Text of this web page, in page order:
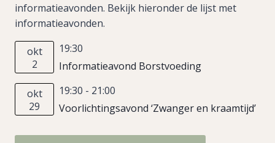
informatieavonden. Bekijk hieronder de lijst met
informatieavonden.
okt
2
19:30
Informatieavond Borstvoeding
okt
29
19:30 - 21:00
Voorlichtingsavond ‘Zwanger en kraamtijd’